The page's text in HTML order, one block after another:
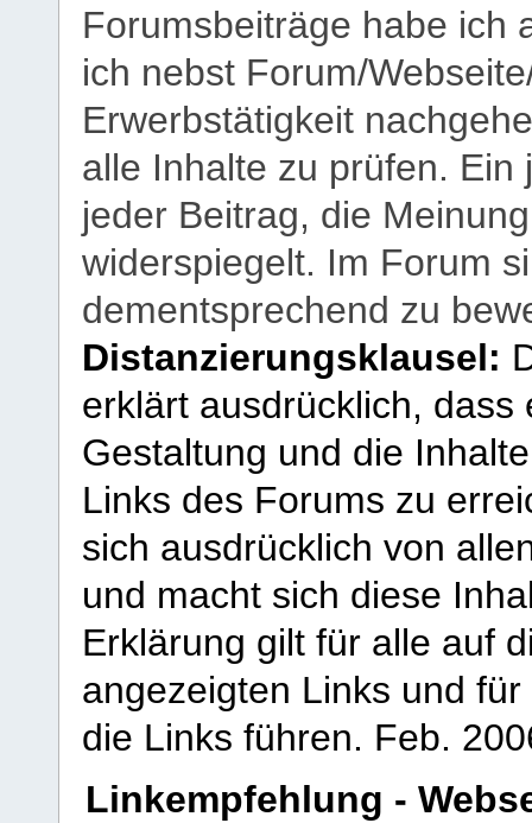
Forumsbeiträge habe ich
ich nebst Forum/
Erwerbstätigkeit
alle Inhalte zu prüfen.
jeder Beitrag, die
widerspiegelt. Im Forum
dementsprechend zu
Distanzierungsklausel:
erklärt ausdrücklich,
Gestaltung und die
Links des Forums zu
sich ausdrücklich von
und macht sich diese
Erklärung gilt für alle auf
angezeigten Links und
die Links führen. Feb.
Linkempfehlung -